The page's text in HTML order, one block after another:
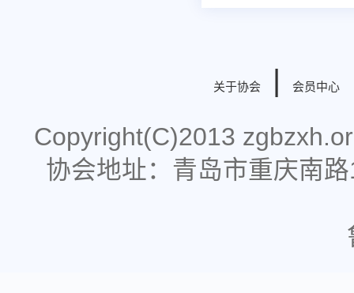
关于协会 | 会员中心
Copyright(C)2013
协会地址：青岛市重庆南